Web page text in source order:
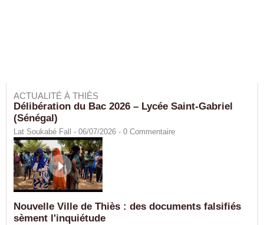
ACTUALITÉ À THIÈS
Délibération du Bac 2026 – Lycée Saint-Gabriel
(Sénégal)
Lat Soukabé Fall - 06/07/2026 - 0 Commentaire
Nouvelle Ville de Thiès : des documents falsifiés
sèment l'inquiétude